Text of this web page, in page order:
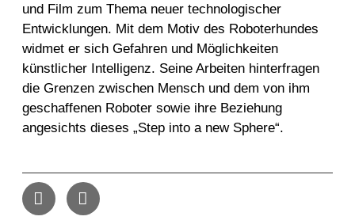
und Film zum Thema neuer technologischer
Entwicklungen. Mit dem Motiv des Roboterhundes
widmet er sich Gefahren und Möglichkeiten
künstlicher Intelligenz. Seine Arbeiten hinterfragen
die Grenzen zwischen Mensch und dem von ihm
geschaffenen Roboter sowie ihre Beziehung
angesichts dieses „Step into a new Sphere“.